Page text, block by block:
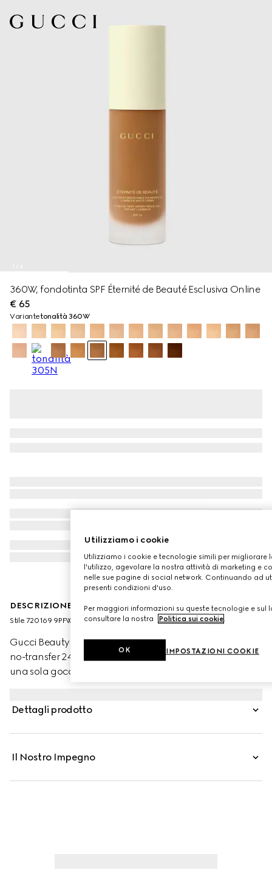
4
360W, fondotinta SPF Éternité de Beauté Esclusiva Online
€ 65
Variantetonalità 360W
DESCRIZIONE DEL PRODOTTO
Stile ‎720169 9PFWW 9360
Gucci Beauty presenta Éternité de Beauté, il fondotinta
no-transfer 24 ore di Gucci che offre alta coprenza con
una sola goccia di prodotto. La formula leggera, dalla
naturale. Attraverso la combinazione di polveri ad alta
garantisce una copertura uniforme e impeccabile tutto il
Dettagli prodotto
Il Nostro Impegno
Utilizziamo i cookie
Utilizziamo i cookie e tecnologie simili per migliorare
l'utilizzo, agevolare la nostra attività di marketing e
nelle sue pagine di social network. Continuando ad
presenti condizioni d'uso.
Per maggiori informazioni su queste tecnologie e sul
consultare la nostra Politica sui cookie.
IMPOSTAZIONI COOKIE
OK